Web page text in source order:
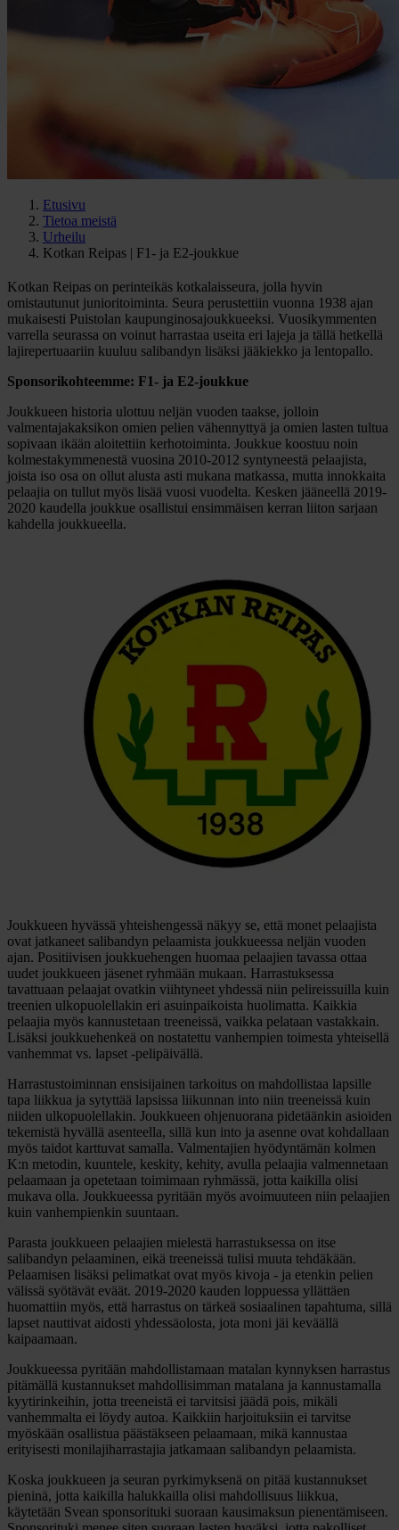
Etusivu
Tietoa meistä
Urheilu
Kotkan Reipas | F1- ja E2-joukkue
Kotkan Reipas on perinteikäs kotkalaisseura, jolla hyvin
omistautunut junioritoiminta. Seura perustettiin vuonna 1938 ajan
mukaisesti Puistolan kaupunginosajoukkueeksi. Vuosikymmenten
varrella seurassa on voinut harrastaa useita eri lajeja ja tällä hetkellä
lajirepertuaariin kuuluu salibandyn lisäksi jääkiekko ja lentopallo.
Sponsorikohteemme: F1- ja E2-joukkue
Joukkueen historia ulottuu neljän vuoden taakse, jolloin
valmentajakaksikon omien pelien vähennyttyä ja omien lasten tultua
sopivaan ikään aloitettiin kerhotoiminta. Joukkue koostuu noin
kolmestakymmenestä vuosina 2010-2012 syntyneestä pelaajista,
joista iso osa on ollut alusta asti mukana matkassa, mutta innokkaita
pelaajia on tullut myös lisää vuosi vuodelta. Kesken jääneellä 2019-
2020 kaudella joukkue osallistui ensimmäisen kerran liiton sarjaan
kahdella joukkueella.
Joukkueen hyvässä yhteishengessä näkyy se, että monet pelaajista
ovat jatkaneet salibandyn pelaamista joukkueessa neljän vuoden
ajan. Positiivisen joukkuehengen huomaa pelaajien tavassa ottaa
uudet joukkueen jäsenet ryhmään mukaan. Harrastuksessa
tavattuaan pelaajat ovatkin viihtyneet yhdessä niin pelireissuilla kuin
treenien ulkopuolellakin eri asuinpaikoista huolimatta. Kaikkia
pelaajia myös kannustetaan treeneissä, vaikka pelataan vastakkain.
Lisäksi joukkuehenkeä on nostatettu vanhempien toimesta yhteisellä
vanhemmat vs. lapset -pelipäivällä.
Harrastustoiminnan ensisijainen tarkoitus on mahdollistaa lapsille
tapa liikkua ja sytyttää lapsissa liikunnan into niin treeneissä kuin
niiden ulkopuolellakin. Joukkueen ohjenuorana pidetäänkin asioiden
tekemistä hyvällä asenteella, sillä kun into ja asenne ovat kohdallaan
myös taidot karttuvat samalla. Valmentajien hyödyntämän kolmen
K:n metodin, kuuntele, keskity, kehity, avulla pelaajia valmennetaan
pelaamaan ja opetetaan toimimaan ryhmässä, jotta kaikilla olisi
mukava olla. Joukkueessa pyritään myös avoimuuteen niin pelaajien
kuin vanhempienkin suuntaan.
Parasta joukkueen pelaajien mielestä harrastuksessa on itse
salibandyn pelaaminen, eikä treeneissä tulisi muuta tehdäkään.
Pelaamisen lisäksi pelimatkat ovat myös kivoja - ja etenkin pelien
välissä syötävät eväät. 2019-2020 kauden loppuessa yllättäen
huomattiin myös, että harrastus on tärkeä sosiaalinen tapahtuma, sillä
lapset nauttivat aidosti yhdessäolosta, jota moni jäi keväällä
kaipaamaan.
Joukkueessa pyritään mahdollistamaan matalan kynnyksen harrastus
pitämällä kustannukset mahdollisimman matalana ja kannustamalla
kyytirinkeihin, jotta treeneistä ei tarvitsisi jäädä pois, mikäli
vanhemmalta ei löydy autoa. Kaikkiin harjoituksiin ei tarvitse
myöskään osallistua päästäkseen pelaamaan, mikä kannustaa
erityisesti monilajiharrastajia jatkamaan salibandyn pelaamista.
Koska joukkueen ja seuran pyrkimyksenä on pitää kustannukset
pieninä, jotta kaikilla halukkailla olisi mahdollisuus liikkua,
käytetään Svean sponsorituki suoraan kausimaksun pienentämiseen.